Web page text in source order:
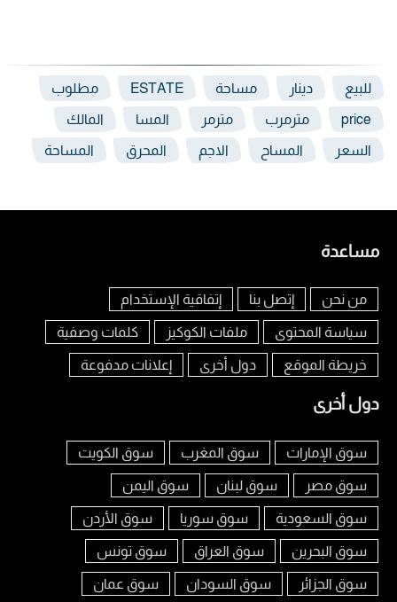
للبيع دينار مساحة ESTATE مطلوب
price مترمرب مترمر المسا المالك
السعر المساح الاجم المحرق المساحة
مساعدة
من نحن إتصل بنا إتفاقية الإستخدام
سياسة المحتوى ملفات الكوكيز كلمات وصفية
خريطة الموقع دول أخرى إعلانات مدفوعة
دول أخرى
سوق الإمارات سوق المغرب سوق الكويت
سوق مصر سوق لبنان سوق اليمن
سوق السعودية سوق سوريا سوق الأردن
سوق البحرين سوق العراق سوق تونس
سوق الجزائر سوق السودان سوق عمان